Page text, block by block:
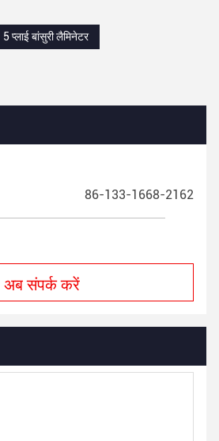
5 प्लाई बांसुरी लैमिनेटर
86-133-1668-2162
अब संपर्क करें